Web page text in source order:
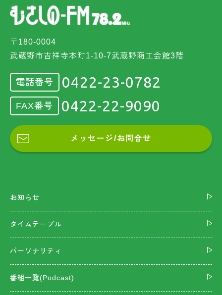
〒180-0004
武蔵野市吉祥寺本町1-10-7武蔵野商工会館3階
電話番号 0422-23-0782
FAX番号 0422-22-9090
メッセージ/お問合せ
お知らせ
タイムテーブル
パーソナリティ
番組一覧(Podcast)